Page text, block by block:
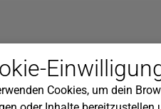
Newsletter!
Cookies, um dein